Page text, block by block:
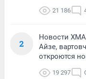
21 186
2
Новости
Айзе,
откроются
19 297